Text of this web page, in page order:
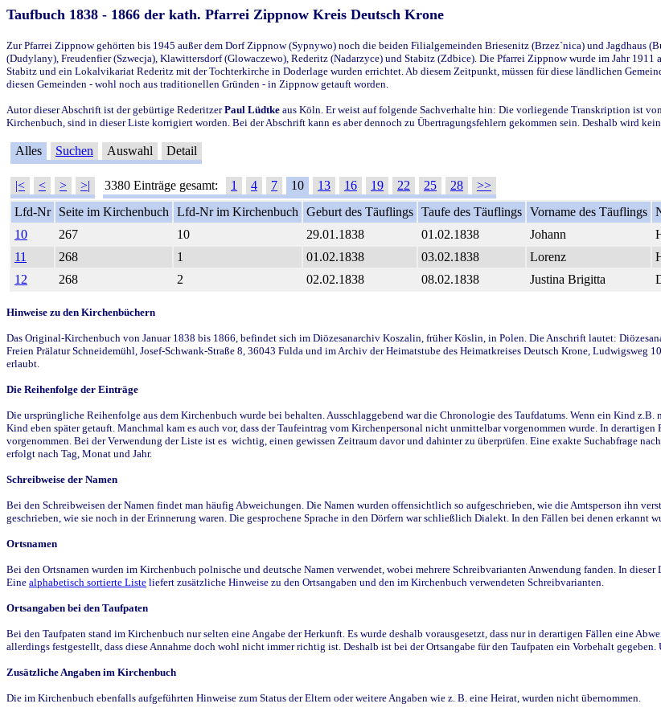
Taufbuch 1838 - 1866 der kath. Pfarrei Zippnow Kreis Deutsch Krone
Zur Pfarrei Zippnow gehörten bis 1945 außer dem Dorf Zippnow (Sypnywo) noch die beiden Filialgemeinden Briesenitz (Brzez`nica) und Jagdhaus
(Dudylany), Freudenfier (Szwecja), Klawittersdorf (Glowaczewo), Rederitz (Nadarzyce) und Stabitz (Zdbice). Die Pfarrei Zippnow wurde im Jahr
Stabitz und ein Lokalvikariat Rederitz mit der Tochterkirche in Doderlage wurden errichtet. Ab diesem Zeitpunkt, müssen für diese ländlichen
diesen Gemeinden - wohl noch aus traditionellen Gründen - in Zippnow getauft worden.
Autor dieser Abschrift ist der gebürtige RederitzerPaul Lüdtke aus Köln. Er weist auf folgende Sachverhalte hin: Die vorliegende Transkription ist
Kirchenbuch, sind in dieser Liste korrigiert worden. Bei der Abschrift kann es aber dennoch zu Übertragungsfehlern gekommen sein. Deshalb wird
Alles Suchen Auswahl Detail
|< < > >| 3380 Einträge gesamt: 1 4 7 10 13 16 19 22 25 28
>>
Lfd-Nr
Seite im Kirchenbuch Lfd-Nr im Kirchenbuch Geburt des Täuflings Taufe des Täuflings Vorname des Täuflings
10
267 10 29.01.1838 01.02.1838 Johann
11
268 1 01.02.1838 03.02.1838 Lorenz
12
268 2 02.02.1838 08.02.1838 Justina Brigitta
Hinweise zu den Kirchenbüchern
Das Original-Kirchenbuch von Januar 1838 bis 1866, befindet sich im Diözesanarchiv Koszalin, früher Köslin, in Polen. Die Anschrift lautet:
Freien Prälatur Schneidemühl, Josef-Schwank-Straße 8, 36043 Fulda und im Archiv der Heimatstube des Heimatkreises Deutsch Krone, Ludwigsweg
erlaubt.
Die Reihenfolge der Einträge
Die ursprüngliche Reihenfolge aus dem Kirchenbuch wurde bei behalten. Ausschlaggebend war die Chronologie des Taufdatums. Wenn ein Kind
Kind eben später getauft. Manchmal kam es auch vor, dass der Taufeintrag vom Kirchenpersonal nicht unmittelbar vorgenommen wurde. In
vorgenommen. Bei der Verwendung der Liste ist es wichtig, einen gewissen Zeitraum davor und dahinter zu überprüfen. Eine exakte Suchabfrage
erfolgt nach Tag, Monat und Jahr.
Schreibweise der Namen
Bei den Schreibweisen der Namen findet man häufig Abweichungen. Die Namen wurden offensichtlich so aufgeschrieben, wie die Amtsperson ihn
geschrieben, wie sie noch in der Erinnerung waren. Die gesprochene Sprache in den Dörfern war schließlich Dialekt. In den Fällen bei denen erkannt
Ortsnamen
Bei den Ortsnamen wurden im Kirchenbuch polnische und deutsche Namen verwendet, wobei mehrere Schreibvarianten Anwendung fanden. In
Eine alphabetisch sortierte Liste liefert zusätzliche Hinweise zu den Ortsangaben und den im Kirchenbuch verwendeten Schreibvarianten.
Ortsangaben bei den Taufpaten
Bei den Taufpaten stand im Kirchenbuch nur selten eine Angabe der Herkunft. Es wurde deshalb vorausgesetzt, dass nur in derartigen Fällen eine
allerdings festgestellt, dass diese Annahme doch wohl nicht immer richtig ist. Deshalb ist bei der Ortsangabe für den Taufpaten ein Vorbehalt
Zusätzliche Angaben im Kirchenbuch
Die im Kirchenbuch ebenfalls aufgeführten Hinweise zum Status der Eltern oder weitere Angaben wie z. B. eine Heirat, wurden nicht übernommen.